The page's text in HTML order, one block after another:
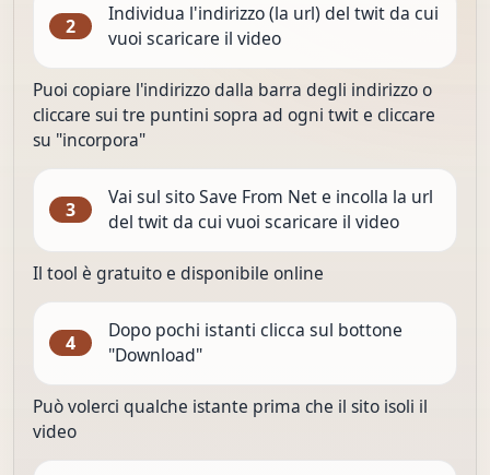
2
Individua l'indirizzo (la url) del twit da cui
vuoi scaricare il video
Puoi copiare l'indirizzo dalla barra degli indirizzo o
cliccare sui tre puntini sopra ad ogni twit e cliccare
su "incorpora"
3
Vai sul sito Save From Net e incolla la url
del twit da cui vuoi scaricare il video
Il tool è gratuito e disponibile online
4
Dopo pochi istanti clicca sul bottone
"Download"
Può volerci qualche istante prima che il sito isoli il
video